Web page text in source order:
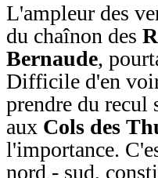
L'ampleur des
du chaînon des
Bernaude,
Difficile d'en
prendre du recul
aux Cols des
l'importance.
nord - sud,